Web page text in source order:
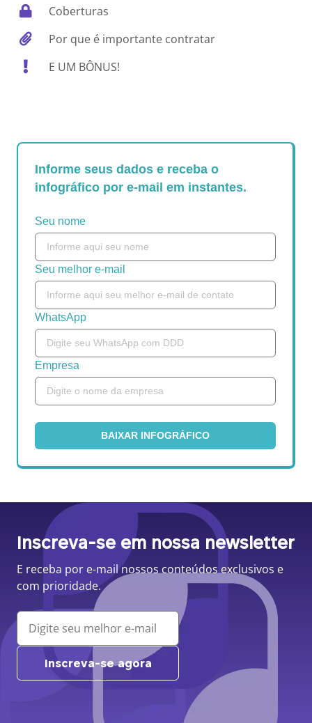
Coberturas
Por que é importante contratar
E UM BÔNUS!
Informe seus dados e receba o
infográfico por e-mail em instantes.
Seu nome
Seu melhor e-mail
WhatsApp
Empresa
BAIXAR INFOGRÁFICO
Inscreva-se em nossa newsletter
E receba por e-mail nossos conteúdos exclusivos e
com prioridade.
Inscreva-se agora